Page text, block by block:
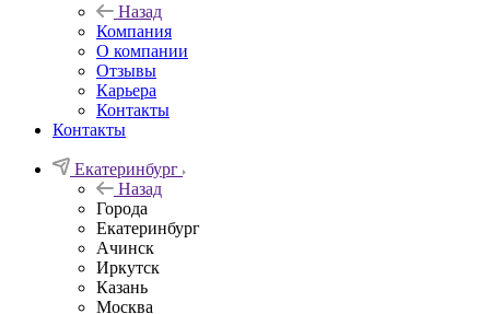
Назад
Компания
О компании
Отзывы
Карьера
Контакты
Контакты
Екатеринбург
Назад
Города
Екатеринбург
Ачинск
Иркутск
Казань
Москва